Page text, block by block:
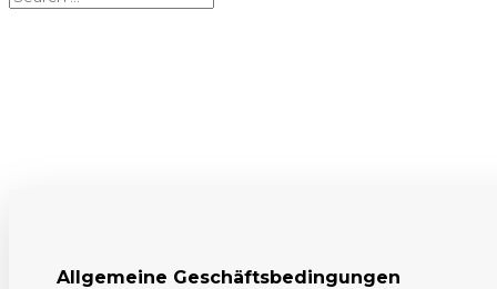
Allgemeine Geschäftsbedingungen